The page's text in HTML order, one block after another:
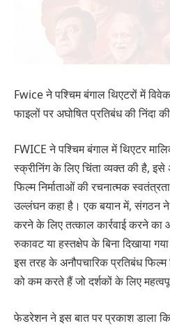
Fwice ने पश्चिम बंगाल थिएटरों में
फाइलों पर अघोषित प्रतिबंध की निंदा की
FWICE ने पश्चिम बंगाल में थिएटर
स्क्रीनिंग के लिए चिंता व्यक्त की है,
फिल्म निर्माताओं की रचनात्मक
उल्लंघन कहा है। एक बयान में, संगठन ने
करने के लिए तत्काल कार्रवाई करने का
रुकावट या हस्तक्षेप के बिना दिखाया
इस तरह के अनौपचारिक प्रतिबंध फिल्म
को कम करते हैं जो दर्शकों के लिए
फेडरेशन ने इस बात पर प्रकाश डाला